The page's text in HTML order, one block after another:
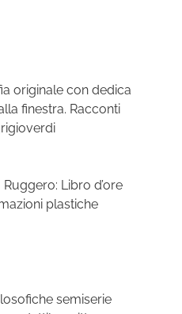
originale con dedica
finestra. Racconti
Libro d’ore
plastiche
semiserie